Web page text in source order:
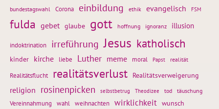
bundestagswahl Corona einbildung ethik evangelisch FSM
fulda gebet glaube gott hoffnung ignoranz illusion
indoktrination irreführung Jesus katholisch
kinder kirche liebe Luther meme moral Papst realität
Realitätsflucht realitätsverlust Realitätsverweigerung
religion rosinenpicken selbstbetrug Theodizee tod täuschung
Vereinnahmung wahl weihnachten wirklichkeit wunsch